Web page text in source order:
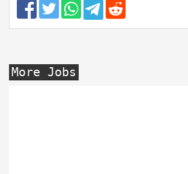
More Jobs